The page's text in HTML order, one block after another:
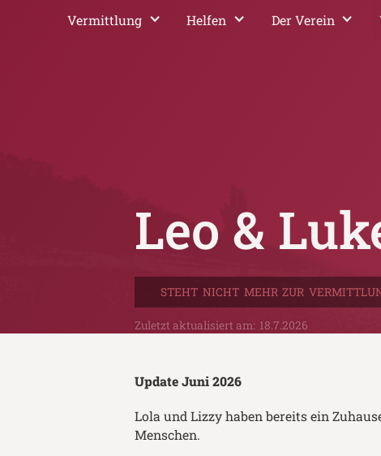
Vermittlung Helfen Der Verein
Leo &
STEHT NICHT MEHR ZUR
Zuletzt aktualisiert am: 18.7.2026
Update Juni 2026
Lola und Lizzy haben bereits ein
Menschen.